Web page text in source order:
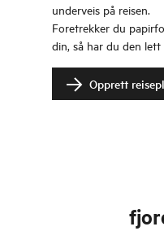
underveis på reisen.
Foretrekker du
din, så har du den
Opprett